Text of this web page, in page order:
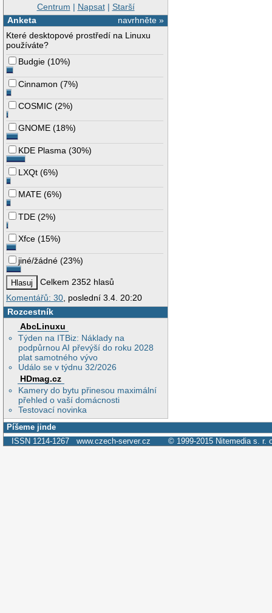
Centrum | Napsat| Starší
navrhněte »
Anketa
Které desktopové prostředí na Linuxu
používáte?
Budgie (10%)
Cinnamon (7%)
COSMIC (2%)
GNOME (18%)
KDE Plasma (30%)
LXQt (6%)
MATE (6%)
TDE (2%)
Xfce (15%)
jiné/žádné (23%)
Celkem 2352 hlasů
Komentářů: 30 , poslední 3.4. 20:20
Rozcestník
AbcLinuxu
Týden na ITBiz: Náklady na
podpůrnou AI převýší do roku 2028
plat samotného vývo
Událo se v týdnu 32/2026
HDmag.cz
Kamery do bytu přinesou maximální
přehled o vaší domácnosti
Testovací novinka
Píšeme jinde
ISSN 1214-1267 www.czech-server.cz © 1999-2015 Nitemedia s. r.